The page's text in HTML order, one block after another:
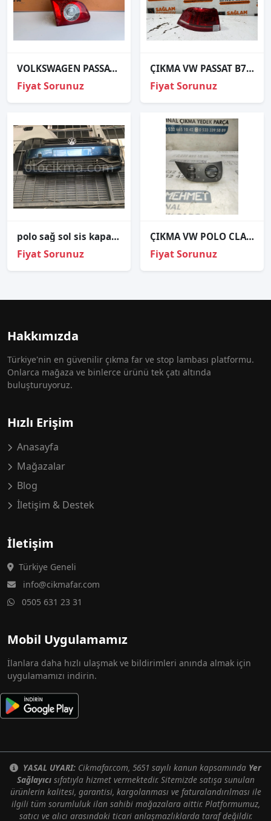
VOLKSWAGEN PASSAT SOL İÇ STOP ORJİNAL 05-10
Fiyat Sorunuz
ÇIKMA VW PASSAT B7 SOL ARKA STOP 3AF945207B
Fiyat Sorunuz
polo sağ sol sis kapağı ve polo tüm çıkma yedek parçalar
Fiyat Sorunuz
ÇIKMA VW POLO CLASSİC FAR ANAHTARI
Fiyat Sorunuz
Hakkımızda
Türkiye'nin en güvenilir çıkma far ve stop lambası platformu.
Onlarca mağaza ve binlerce ürünü tek çatı altında
buluşturuyoruz.
Hızlı Erişim
Anasayfa
Mağazalar
Blog
İletişim & Destek
İletişim
Türkiye Geneli
info@cikmafar.com
0505 631 23 31
Mobil Uygulamamız
İlanlara daha hızlı ulaşmak ve bildirimleri anında almak için
uygulamamızı indirin.
YASAL UYARI: Cikmafar.com, 5651 sayılı kanun kapsamında Yer
Sağlayıcısıfatıyla hizmet vermektedir. Sitemizde satışa sunulan
ürünlerin kalitesi, garantisi, kargolanması ve faturalandırılması ile
ilgili tüm sorumluluk ilan sahibi mağazalara aittir. Platformumuz,
satıcı ve alıcı arasındaki ticari anlaşmazlıklarda taraf değildir.